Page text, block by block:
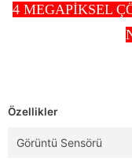
4 MEGAPİKSEL
Özellikler
Görüntü Sensörü